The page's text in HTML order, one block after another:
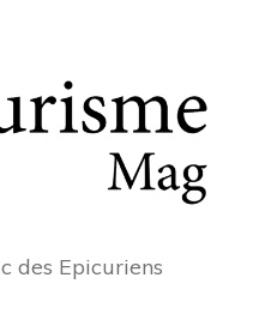
des Epicuriens